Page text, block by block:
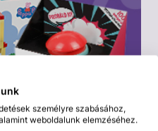
személyre szabásához,
weboldalunk elemzéséhez.